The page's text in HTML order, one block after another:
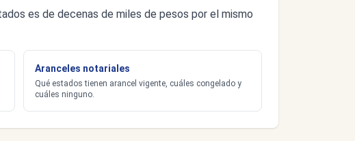
es de decenas de miles de pesos por el mismo
Aranceles notariales
Qué estados tienen arancel vigente, cuáles congelado y
cuáles ninguno.